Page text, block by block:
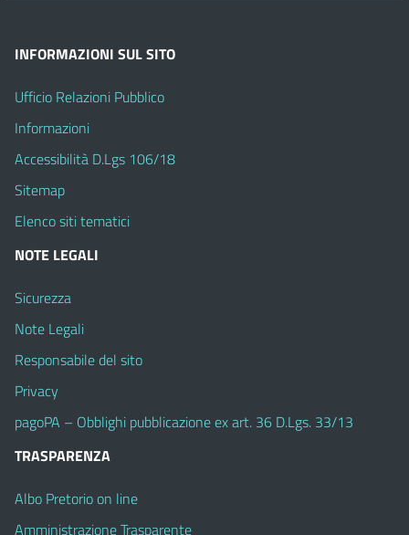
INFORMAZIONI SUL SITO
Ufficio Relazioni Pubblico
Informazioni
Accessibilità D.Lgs 106/18
Sitemap
Elenco siti tematici
NOTE LEGALI
Sicurezza
Note Legali
Responsabile del sito
Privacy
pagoPA – Obblighi pubblicazione ex art. 36 D.Lgs. 33/13
TRASPARENZA
Albo Pretorio on line
Amministrazione Trasparente